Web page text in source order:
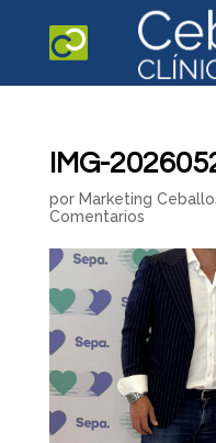
IMG-
por Marketing
Comentarios